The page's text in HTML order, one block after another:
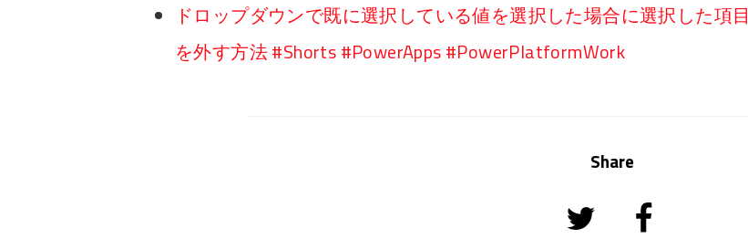
ドロップダウンで既に選択している値を選択した場合に選択した項目
を外す方法 #Shorts #PowerApps #PowerPlatformWork
Share